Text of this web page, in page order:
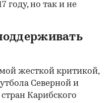
году, но так и не
жесткой критикой,
Северной и
Карибского